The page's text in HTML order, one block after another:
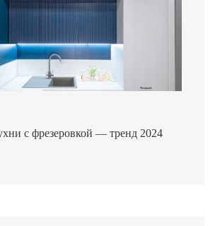
с фрезеровкой — тренд 2024